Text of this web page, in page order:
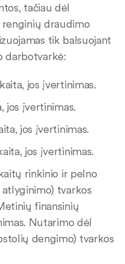
tačiau dėl
renginių draudimo
tik balsuojant
darbotvarkė:
jos įvertinimas.
jos įvertinimas.
jos įvertinimas.
jos įvertinimas.
rinkinio ir pelno
tvarkos
finansinių
Nutarimo dėl
dengimo) tvarkos